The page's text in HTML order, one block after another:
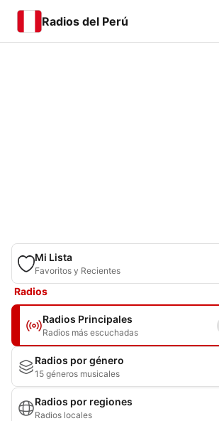
Radios del Perú
Mi Lista
Favoritos y Recientes
Radios
Radios Principales
Radios más escuchadas
Radios por género
15 géneros musicales
Radios por regiones
Radios locales